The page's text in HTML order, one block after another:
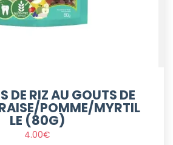
DE RIZ AU GOUTS DE
POMME/MYRTIL
LE (80G)
4.00€